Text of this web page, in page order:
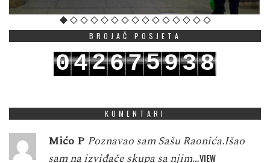
BROJAČ POSJETA
042675938
KOMENTARI
Mićo P Poznavao sam Sašu Raonića.Išao
sam na izviđače skupa sa njim…VIEW